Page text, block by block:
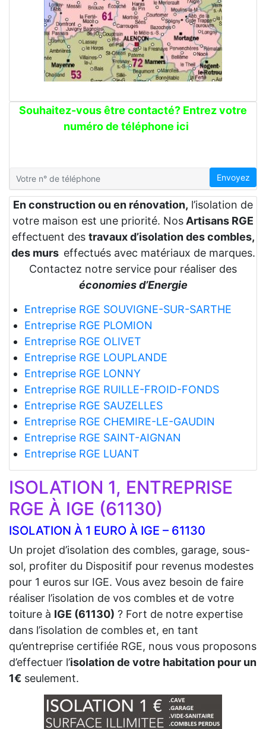
Souhaitez-vous être contacté? Entrez votre
numéro de téléphone ici
Envoyez
En construction ou en rénovation, l’isolation de
votre maison est une priorité. Nos Artisans RGE
effectuent des travaux d’isolation des combles,
des murs effectués avec matériaux de marques.
Contactez notre service pour réaliser des
économies d’Energie
Entreprise RGE SOUVIGNE-SUR-SARTHE
Entreprise RGE PLOMION
Entreprise RGE OLIVET
Entreprise RGE LOUPLANDE
Entreprise RGE LONNY
Entreprise RGE RUILLE-FROID-FONDS
Entreprise RGE SAUZELLES
Entreprise RGE CHEMIRE-LE-GAUDIN
Entreprise RGE SAINT-AIGNAN
Entreprise RGE LUANT
ISOLATION 1, ENTREPRISE
RGE À IGE (61130)
ISOLATION À 1 EURO À IGE – 61130
Un projet d’isolation des combles, garage, sous-
sol, profiter du Dispositif pour revenus modestes
pour 1 euros sur IGE. Vous avez besoin de faire
réaliser l’isolation de vos combles et de votre
toiture à IGE (61130) ? Fort de notre expertise
dans l’isolation de combles et, en tant
qu’entreprise certifiée RGE, nous vous proposons
d’effectuer l’isolation de votre habitation pour un
1€ seulement.